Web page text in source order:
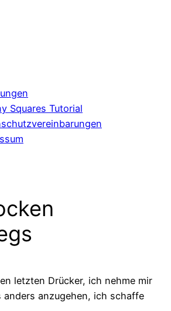
Squares Tutorial
letzten Drücker, ich nehme mir
anders anzugehen, ich schaffe